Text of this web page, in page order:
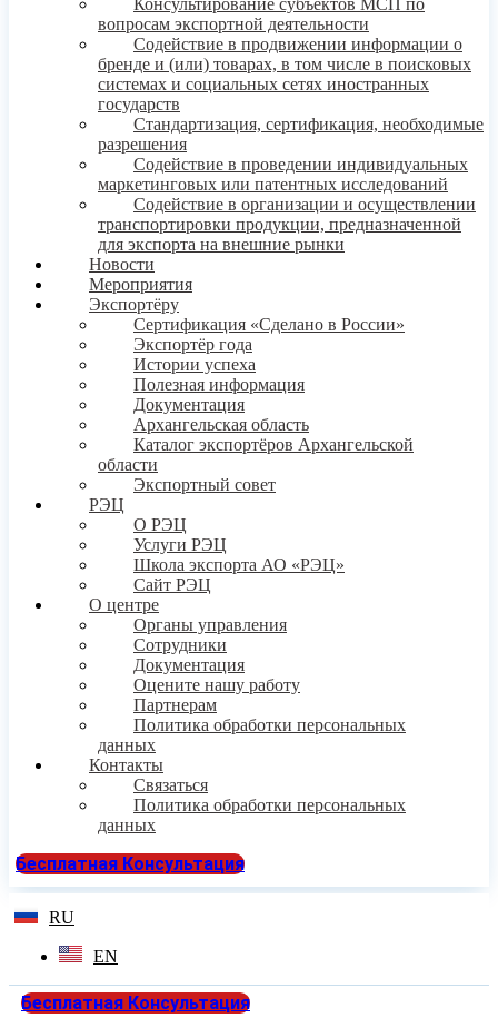
Консультирование субъектов МСП по
вопросам экспортной деятельности
Содействие в продвижении информации о
бренде и (или) товарах, в том числе в поисковых
системах и социальных сетях иностранных
государств
Стандартизация, сертификация, необходимые
разрешения
Содействие в проведении индивидуальных
маркетинговых или патентных исследований
Содействие в организации и осуществлении
транспортировки продукции, предназначенной
для экспорта на внешние рынки
Новости
Мероприятия
Экспортёру
Сертификация «Сделано в России»
Экспортёр года
Истории успеха
Полезная информация
Документация
Архангельская область
Каталог экспортёров Архангельской
области
Экспортный совет
РЭЦ
О РЭЦ
Услуги РЭЦ
Школа экспорта АО «РЭЦ»
Сайт РЭЦ
О центре
Органы управления
Сотрудники
Документация
Оцените нашу работу
Партнерам
Политика обработки персональных
данных
Контакты
Связаться
Политика обработки персональных
данных
Бесплатная Консультация
RU
EN
Бесплатная Консультация